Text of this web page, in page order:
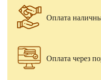
Оплата
Оплата через